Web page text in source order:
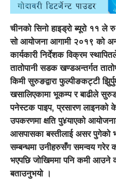
चीनको सिनो हाइड्रो ब्यूरो ११ ले
सो आयोजना आगामी २०१९ को
कार्यकारी निर्देशक विक्रम
तातोपानी सडक खण्डअन्तर्गत
किमी सुरुङद्वारा फुल्पीङकट्टी
खसालिएकामा भूकम्प र बाढीले
पनेस्टक पाइप, प्रसारण लाइनको
उपकरणमा क्षति पु¥याएको
आसपासका बस्तीलाई असर पुगेको
सम्बन्धमा उनीहरुसँग समन्वय गरेर
भएपछि जोखिममा पनि कमी आउने
बताउनुभयो ।